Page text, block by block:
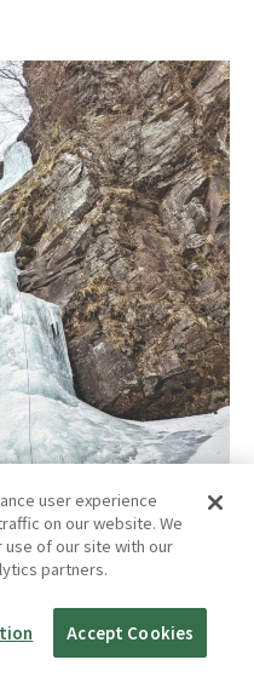
user experience
on our website. We
use of our site with our
partners.
Accept Cookies